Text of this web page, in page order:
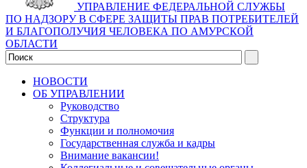
УПРАВЛЕНИЕ ФЕДЕРАЛЬНОЙ СЛУЖБЫ
ПО НАДЗОРУ В СФЕРЕ ЗАЩИТЫ ПРАВ ПОТРЕБИТЕЛЕЙ
И БЛАГОПОЛУЧИЯ ЧЕЛОВЕКА ПО АМУРСКОЙ
ОБЛАСТИ
НОВОСТИ
ОБ УПРАВЛЕНИИ
Руководство
Структура
Функции и полномочия
Государственная служба и кадры
Внимание вакансии!